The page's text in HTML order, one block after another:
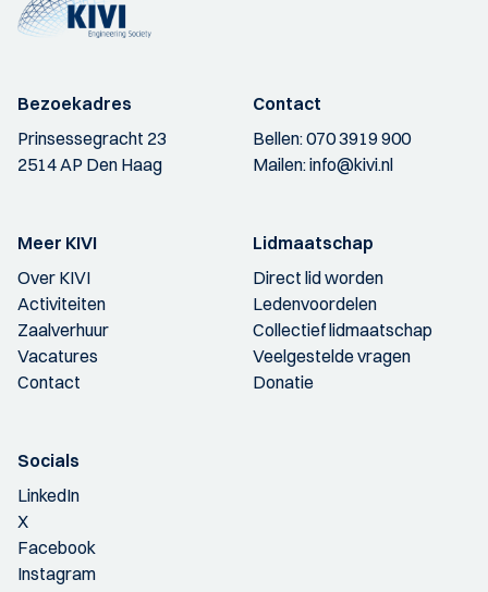
Bezoekadres
Prinsessegracht 23
2514 AP Den Haag
Contact
Bellen:070 3919 900
Mailen:info@kivi.nl
Meer KIVI
Over KIVI
Activiteiten
Zaalverhuur
Vacatures
Contact
Lidmaatschap
Direct lid worden
Ledenvoordelen
Collectief lidmaatschap
Veelgestelde vragen
Donatie
Socials
LinkedIn
X
Facebook
Instagram